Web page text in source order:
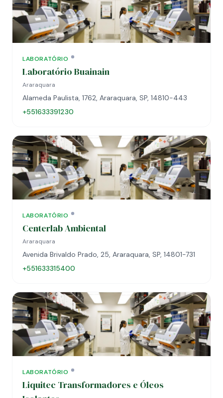
LABORATÓRIO
Laboratório Buainain
Araraquara
Alameda Paulista, 1762, Araraquara, SP, 14810-443
+551633391230
LABORATÓRIO
Centerlab Ambiental
Araraquara
Avenida Brivaldo Prado, 25, Araraquara, SP, 14801-731
+551633315400
LABORATÓRIO
Liquitec Transformadores e Óleos